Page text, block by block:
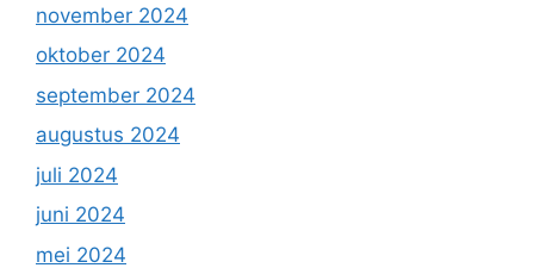
november 2024
oktober 2024
september 2024
augustus 2024
juli 2024
juni 2024
mei 2024